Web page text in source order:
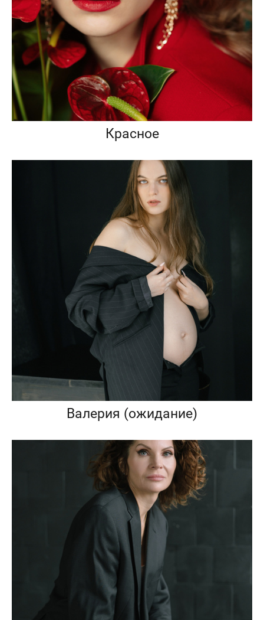
Красное
Валерия (ожидание)